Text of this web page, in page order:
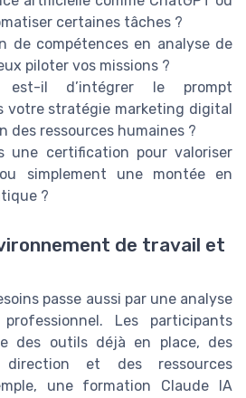
certaines tâches ?
de compétences en analyse de
piloter vos missions ?
il d’intégrer le prompt
votre stratégie marketing digital
des ressources humaines ?
une certification pour valoriser
simplement une montée en
?
de travail et
passe aussi par une analyse
professionnel. Les participants
des outils déjà en place, des
et des ressources
une formation Claude IA